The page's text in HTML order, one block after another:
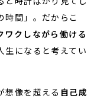
時間」。だからこ
ワクしながら働ける
生になると考えてい
想像を超える 自己成